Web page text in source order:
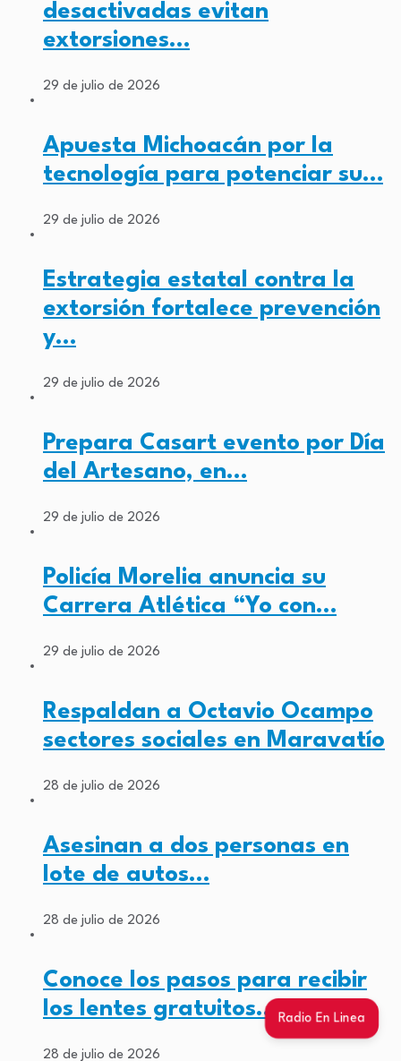
Radio En Linea
desactivadas evitan
extorsiones…
29 de julio de 2026
Apuesta Michoacán por la
tecnología para potenciar su…
29 de julio de 2026
Estrategia estatal contra la
extorsión fortalece prevención
y…
29 de julio de 2026
Prepara Casart evento por Día
del Artesano, en…
29 de julio de 2026
Policía Morelia anuncia su
Carrera Atlética “Yo con…
29 de julio de 2026
Respaldan a Octavio Ocampo
sectores sociales en Maravatío
28 de julio de 2026
Asesinan a dos personas en
lote de autos…
28 de julio de 2026
Conoce los pasos para recibir
los lentes gratuitos…
28 de julio de 2026